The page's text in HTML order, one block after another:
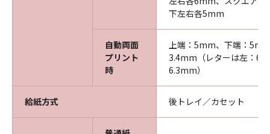
下左右各5mm
自動両面
プリント
時
上端：5mm、下端：
3.4mm（レターは左：
6.3mm）
給紙方式 後トレイ／カセット